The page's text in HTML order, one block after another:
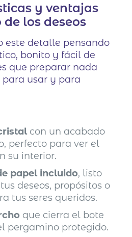
y ventajas
los deseos
este detalle pensando
bonito y fácil de
que preparar nada
usar y para
con un acabado
perfecto para ver el
su interior.
papel incluido, listo
deseos, propósitos o
tus seres queridos.
que cierra el bote
pergamino protegido.